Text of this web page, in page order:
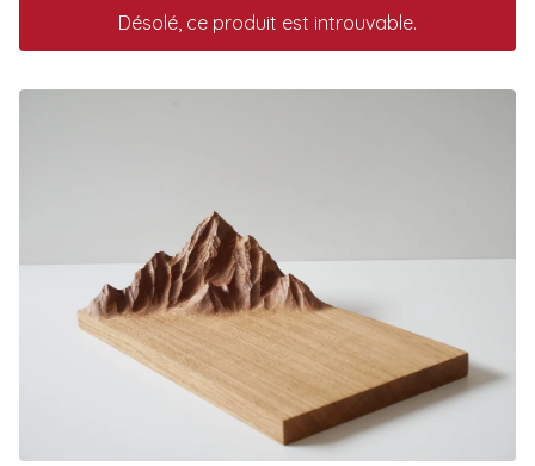
Désolé, ce produit est introuvable.